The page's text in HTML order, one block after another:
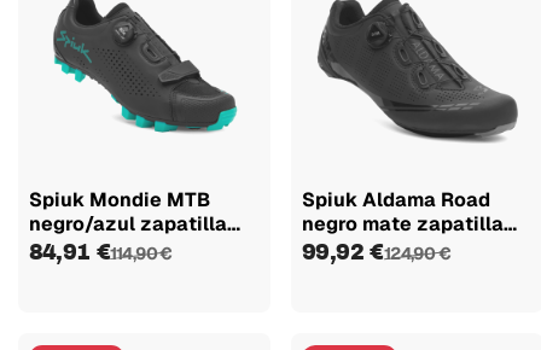
Spiuk Mondie MTB
negro/azul zapatilla
mtb
84,91 €114,90 €
Spiuk Aldama Road
negro mate zapatilla
de...
99,92 €124,90 €